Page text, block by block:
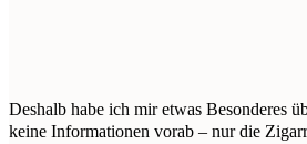
Deshalb habe ich mir etwas Besonderes
keine Informationen vorab – nur die